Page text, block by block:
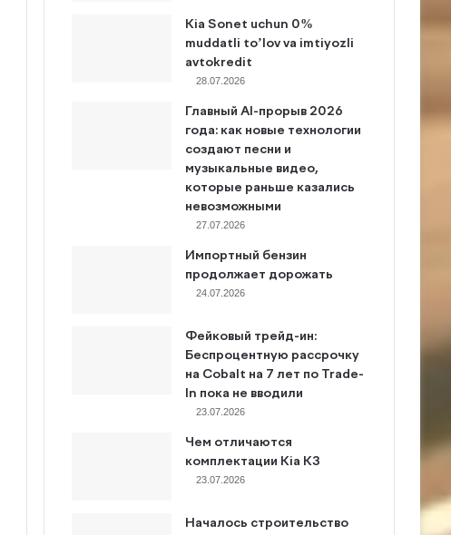
Kia Sonet uchun 0%
muddatli to’lov va imtiyozli
avtokredit
28.07.2026
Главный AI-прорыв 2026
года: как новые технологии
создают песни и
музыкальные видео,
которые раньше казались
невозможными
27.07.2026
Импортный бензин
продолжает дорожать
24.07.2026
Фейковый трейд-ин:
Беспроцентную рассрочку
на Cobalt на 7 лет по Trade-
In пока не вводили
23.07.2026
Чем отличаются
комплектации Kia K3
23.07.2026
Началось строительство